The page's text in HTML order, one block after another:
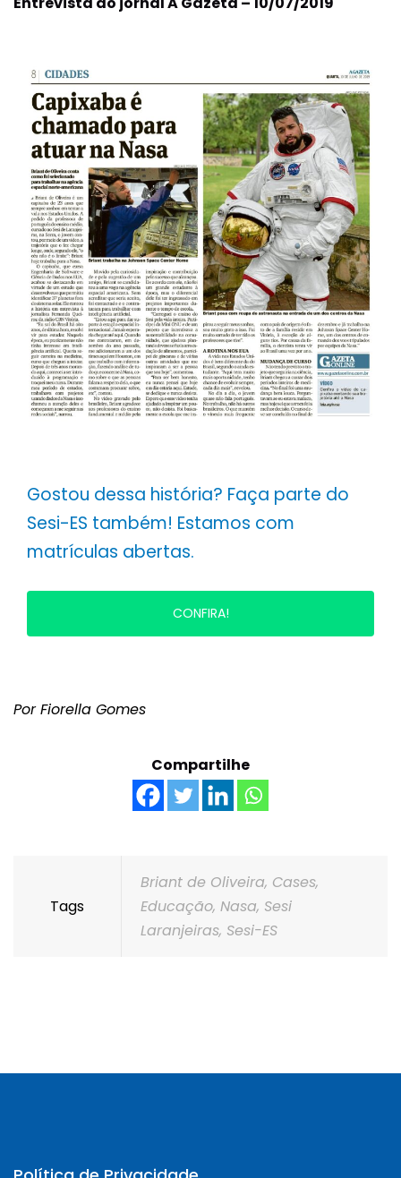
Gostou dessa história? Faça parte do
Sesi-ES também! Estamos com
matrículas abertas.
CONFIRA!
Por Fiorella Gomes
Compartilhe
Tags
Briant de Oliveira, Cases,
Educação, Nasa, Sesi
Laranjeiras, Sesi-ES